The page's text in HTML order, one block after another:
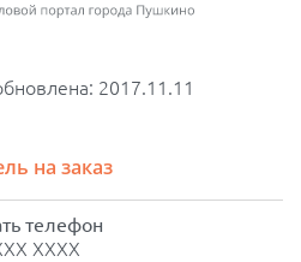
2017.11.11
на заказ
телефон
XXXX